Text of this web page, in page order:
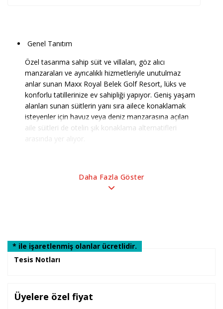
Genel Tanıtım
Özel tasarıma sahip süit ve villaları, göz alıcı
manzaraları ve ayrıcalıklı hizmetleriyle unutulmaz
anlar sunan Maxx Royal Belek Golf Resort, lüks ve
konforlu tatillerinize ev sahipliği yapıyor. Geniş yaşam
alanları sunan süitlerin yanı sıra ailece konaklamak
isteyenler için havuz veya deniz manzarasına açılan
aile süitleri de otelin şık konaklama alternatifleri
arasında yer alıyor.
Tüm yılın yorgunluğunu geride bırakacağınız huzurlu
Akdeniz atmosferinde, doğayla iç içe bir konumda
şık ve konforlu 8 a la carte restoranı, ana restoranı,
1 çocuk restoranı, 14 adet barı, pastanesi, çikolata
* ile işaretlenmiş olanlar ücretlidir.
Tesis Notları
Üyelere özel fiyat